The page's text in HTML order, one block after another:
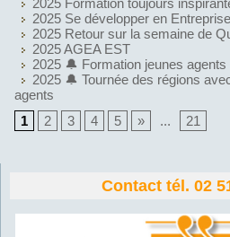
Contact tél. 02
2025 Formation toujours
2025 Se développer en
2025 Retour sur la semaine de
2025 AGEA EST
2025 🔔 Formation jeunes
2025 🔔 Tournée des régions
agents
1
2 3 4 5 » ... 21